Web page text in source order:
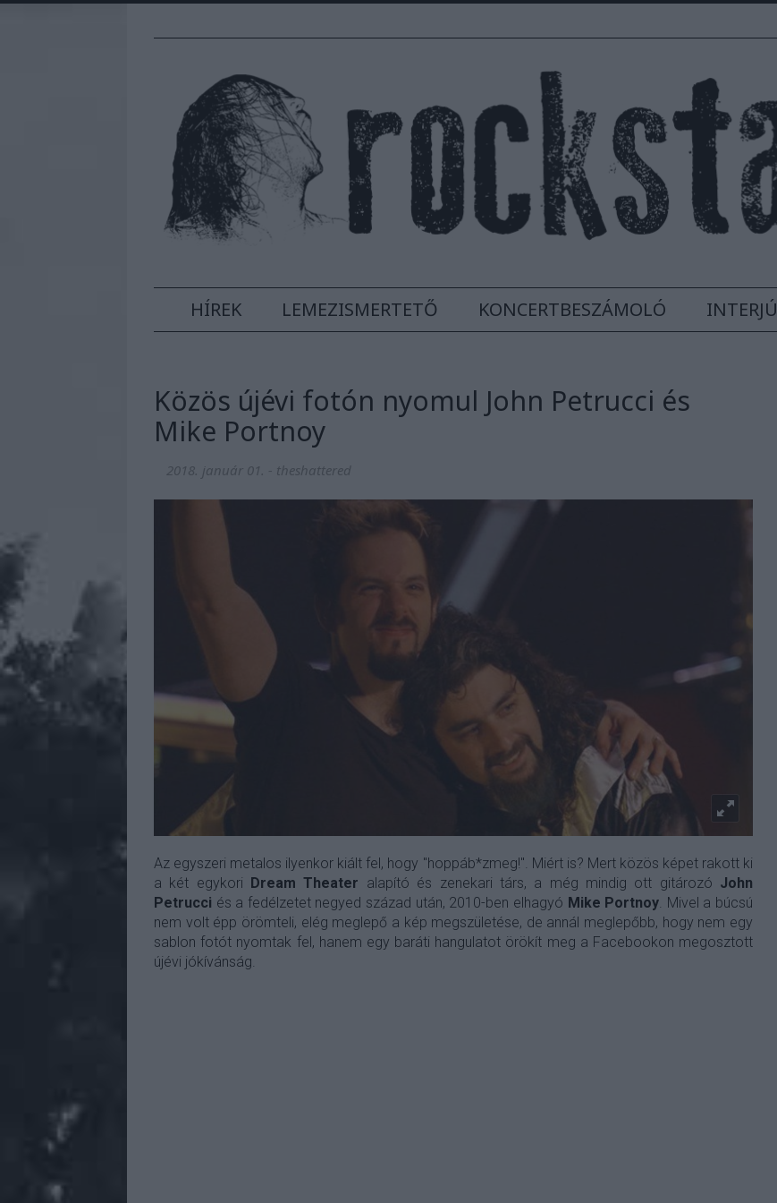
HÍREK LEMEZISMERTETŐ KONCERTBESZÁMOLÓ INTERJÚ
Közös újévi fotón nyomul John Petrucci és
Mike Portnoy
2018. január 01. - theshattered
Az egyszeri metalos ilyenkor kiált fel, hogy "hoppáb*zmeg!". Miért is? Mert közös képet rakott ki
a két egykori Dream Theater alapító és zenekari társ, a még mindig ott gitározó John
Petrucci és a fedélzetet negyed század után, 2010-ben elhagyó Mike Portnoy. Mivel a búcsú
nem volt épp örömteli, elég meglepő a kép megszületése, de annál meglepőbb, hogy nem egy
sablon fotót nyomtak fel, hanem egy baráti hangulatot örökít meg a Facebookon megosztott
újévi jókívánság.